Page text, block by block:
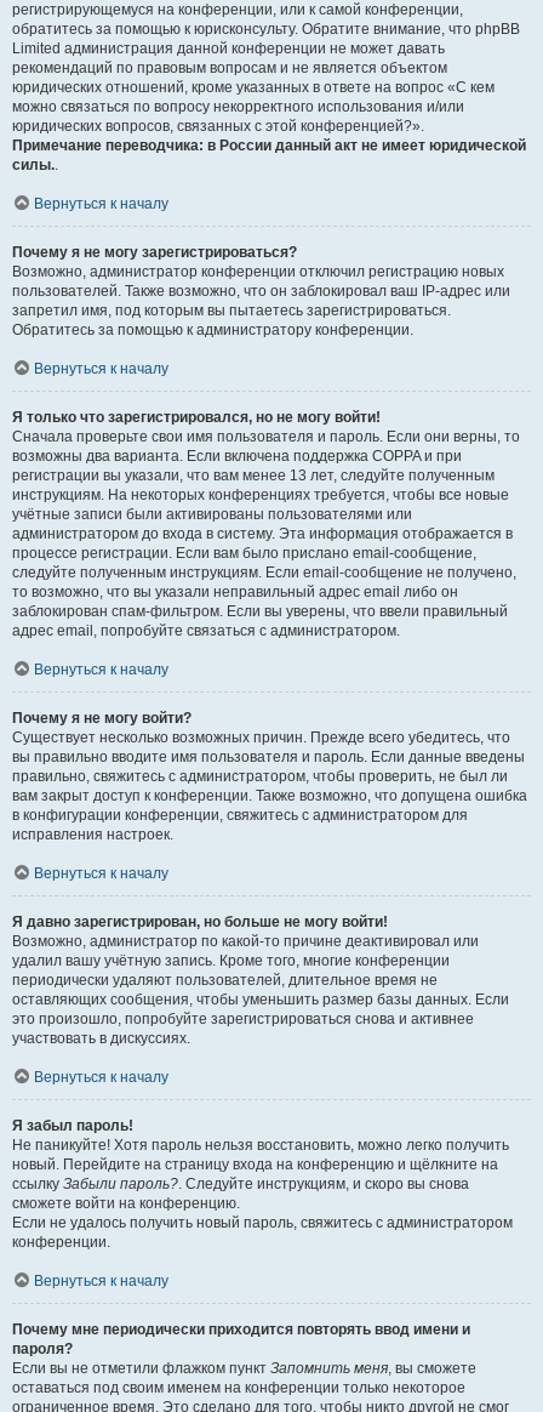
регистрирующемуся на конференции, или к самой конференции,
обратитесь за помощью к юрисконсульту. Обратите внимание, что phpBB
Limited администрация данной конференции не может давать
рекомендаций по правовым вопросам и не является объектом
юридических отношений, кроме указанных в ответе на вопрос «С кем
можно связаться по вопросу некорректного использования и/или
юридических вопросов, связанных с этой конференцией?».
Примечание переводчика: в России данный акт не имеет юридической
силы..
Вернуться к началу
Почему я не могу зарегистрироваться?
Возможно, администратор конференции отключил регистрацию новых
пользователей. Также возможно, что он заблокировал ваш IP-адрес или
запретил имя, под которым вы пытаетесь зарегистрироваться.
Обратитесь за помощью к администратору конференции.
Вернуться к началу
Я только что зарегистрировался, но не могу войти!
Сначала проверьте свои имя пользователя и пароль. Если они верны, то
возможны два варианта. Если включена поддержка COPPA и при
регистрации вы указали, что вам менее 13 лет, следуйте полученным
инструкциям. На некоторых конференциях требуется, чтобы все новые
учётные записи были активированы пользователями или
администратором до входа в систему. Эта информация отображается в
процессе регистрации. Если вам было прислано email-сообщение,
следуйте полученным инструкциям. Если email-сообщение не получено,
то возможно, что вы указали неправильный адрес email либо он
заблокирован спам-фильтром. Если вы уверены, что ввели правильный
адрес email, попробуйте связаться с администратором.
Вернуться к началу
Почему я не могу войти?
Существует несколько возможных причин. Прежде всего убедитесь, что
вы правильно вводите имя пользователя и пароль. Если данные введены
правильно, свяжитесь с администратором, чтобы проверить, не был ли
вам закрыт доступ к конференции. Также возможно, что допущена ошибка
в конфигурации конференции, свяжитесь с администратором для
исправления настроек.
Вернуться к началу
Я давно зарегистрирован, но больше не могу войти!
Возможно, администратор по какой-то причине деактивировал или
удалил вашу учётную запись. Кроме того, многие конференции
периодически удаляют пользователей, длительное время не
оставляющих сообщения, чтобы уменьшить размер базы данных. Если
это произошло, попробуйте зарегистрироваться снова и активнее
участвовать в дискуссиях.
Вернуться к началу
Я забыл пароль!
Не паникуйте! Хотя пароль нельзя восстановить, можно легко получить
новый. Перейдите на страницу входа на конференцию и щёлкните на
ссылку Забыли пароль?. Следуйте инструкциям, и скоро вы снова
сможете войти на конференцию.
Если не удалось получить новый пароль, свяжитесь с администратором
конференции.
Вернуться к началу
Почему мне периодически приходится повторять ввод имени и
пароля?
Если вы не отметили флажком пункт Запомнить меня, вы сможете
оставаться под своим именем на конференции только некоторое
ограниченное время. Это сделано для того, чтобы никто другой не смог